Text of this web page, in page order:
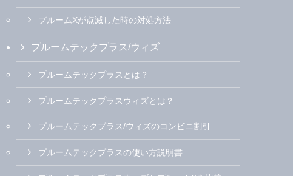
プルームXが点滅した時の対処方法
プルームテックプラス/ウィズ
プルームテックプラスとは？
プルームテックプラスウィズとは？
プルームテックプラス/ウィズのコンビニ割引
プルームテックプラスの使い方説明書